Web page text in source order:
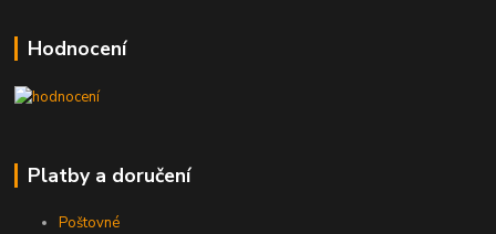
Hodnocení
Platby a doručení
Poštovné